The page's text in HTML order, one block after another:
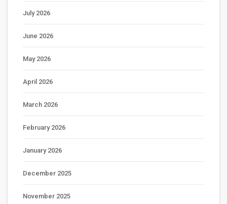
July 2026
June 2026
May 2026
April 2026
March 2026
February 2026
January 2026
December 2025
November 2025